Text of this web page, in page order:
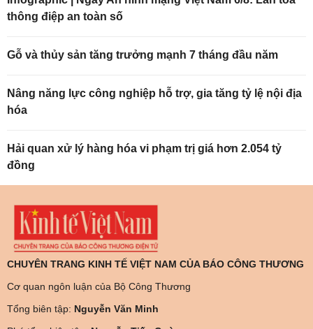
thông điệp an toàn số
Gỗ và thủy sản tăng trưởng mạnh 7 tháng đầu năm
Nâng năng lực công nghiệp hỗ trợ, gia tăng tỷ lệ nội địa
hóa
Hải quan xử lý hàng hóa vi phạm trị giá hơn 2.054 tỷ
đồng
CHUYÊN TRANG KINH TẾ VIỆT NAM CỦA BÁO CÔNG THƯƠNG
Cơ quan ngôn luận của Bộ Công Thương
Tổng biên tập: Nguyễn Văn Minh